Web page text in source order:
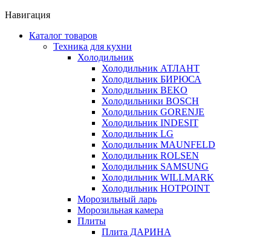
Навигация
Каталог товаров
Техника для кухни
Холодильник
Холодильник АТЛАНТ
Холодильник БИРЮСА
Холодильник BEKO
Холодильники BOSCH
Холодильник GORENJE
Холодильник INDESIT
Холодильник LG
Холодильник MAUNFELD
Холодильник ROLSEN
Холодильник SAMSUNG
Холодильник WILLMARK
Холодильник HOTPOINT
Морозильный ларь
Морозильная камера
Плиты
Плита ДАРИНА